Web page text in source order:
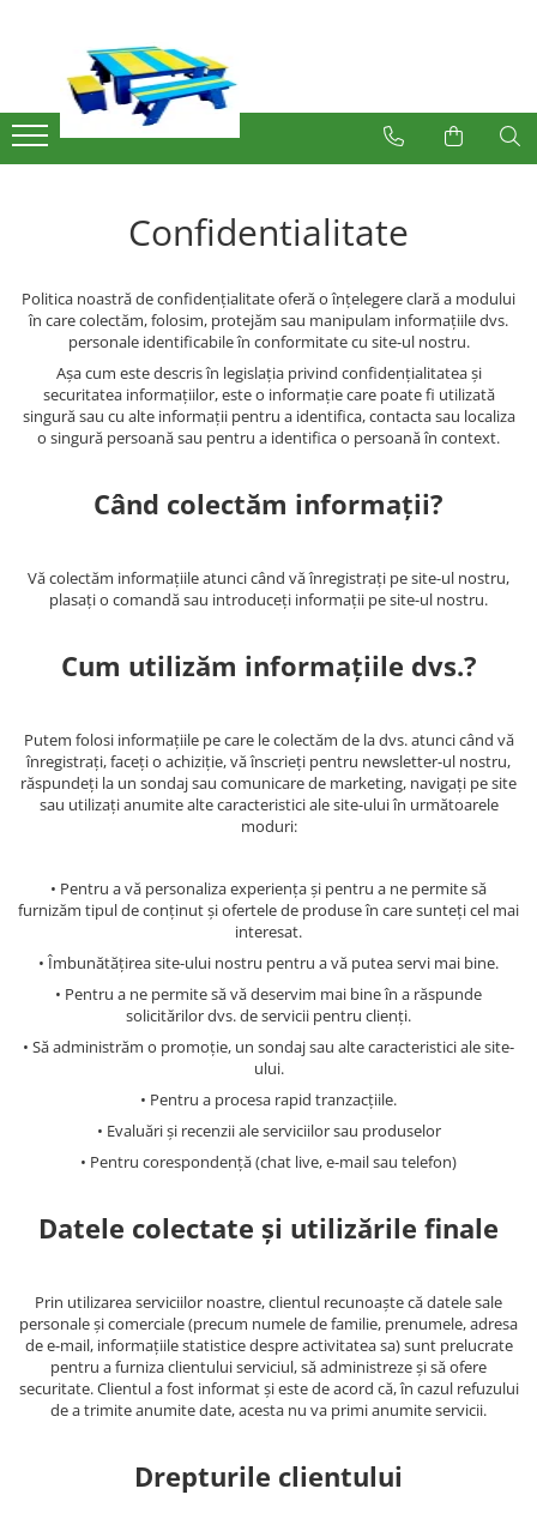
Produse
Mobilier Exterior
Articole pentru gradina
Plasa sarma rabitz
Sarma moale
Plase polietilena
Plase umbrire
Plase anti insecte
Plase anti buruieni
Plase castraveti
Cosuri Pentru Gunoi
Fose Septice
Motosape
Tocatoare crengi
Chiuvete Baie si Bucatarie
Confidentialitate
Politica noastră de confidențialitate oferă o înțelegere clară a modului
în care colectăm, folosim, protejăm sau manipulam informațiile dvs.
personale identificabile în conformitate cu site-ul nostru.
Așa cum este descris în legislația privind confidențialitatea și
securitatea informațiilor, este o informație care poate fi utilizată
singură sau cu alte informații pentru a identifica, contacta sau localiza
o singură persoană sau pentru a identifica o persoană în context.
Când colectăm informații?
Vă colectăm informațiile atunci când vă înregistrați pe site-ul nostru,
plasați o comandă sau introduceți informații pe site-ul nostru.
Cum utilizăm informațiile dvs.?
Putem folosi informațiile pe care le colectăm de la dvs. atunci când vă
înregistrați, faceți o achiziție, vă înscrieți pentru newsletter-ul nostru,
răspundeți la un sondaj sau comunicare de marketing, navigați pe site
sau utilizați anumite alte caracteristici ale site-ului în următoarele
moduri:
• Pentru a vă personaliza experiența și pentru a ne permite să
furnizăm tipul de conținut și ofertele de produse în care sunteți cel mai
interesat.
• Îmbunătățirea site-ului nostru pentru a vă putea servi mai bine.
• Pentru a ne permite să vă deservim mai bine în a răspunde
solicitărilor dvs. de servicii pentru clienți.
• Să administrăm o promoție, un sondaj sau alte caracteristici ale site-
ului.
• Pentru a procesa rapid tranzacțiile.
• Evaluări și recenzii ale serviciilor sau produselor
• Pentru corespondență (chat live, e-mail sau telefon)
Datele colectate și utilizările finale
Prin utilizarea serviciilor noastre, clientul recunoaște că datele sale
personale și comerciale (precum numele de familie, prenumele, adresa
de e-mail, informațiile statistice despre activitatea sa) sunt prelucrate
pentru a furniza clientului serviciul, să administreze și să ofere
securitate. Clientul a fost informat și este de acord că, în cazul refuzului
de a trimite anumite date, acesta nu va primi anumite servicii.
Drepturile clientului